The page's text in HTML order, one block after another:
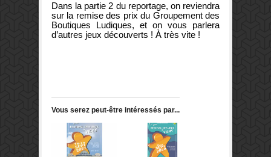
Dans la partie 2 du reportage, on reviendra
sur la remise des prix du Groupement des
Boutiques Ludiques, et on vous parlera
d’autres jeux découverts ! À très vite !
Vous serez peut-être intéressés par...